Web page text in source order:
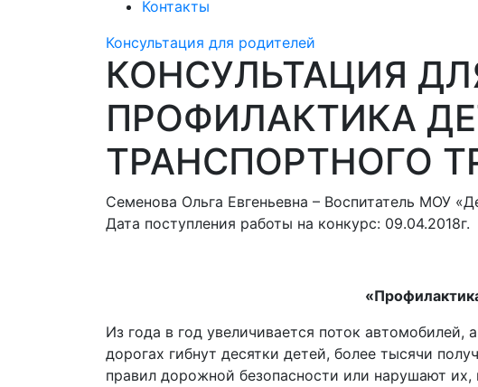
Контакты
Консультация для родителей
КОНСУЛЬТАЦИЯ
ПРОФИЛАКТИКА
ТРАНСПОРТНОГО
Семенова Ольга Евгеньевна – Воспитатель МОУ
Дата поступления работы на конкурс: 09.04.2018г.
«
Из года в год увеличивается поток
дорогах гибнут десятки детей, более тысячи
правил дорожной безопасности или нарушают их,